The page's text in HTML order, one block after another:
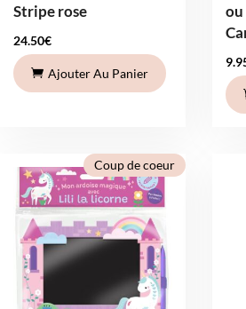
Stripe rose
24.50€
Ajouter Au Panier
Coup de coeur